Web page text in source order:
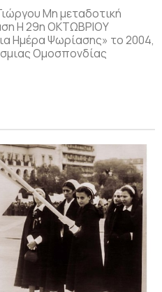
Μη μεταδοτική
Η 29η ΟΚΤΩΒΡΙΟΥ
Ημέρα Ψωρίασης» το 2004,
Ομοσπονδίας